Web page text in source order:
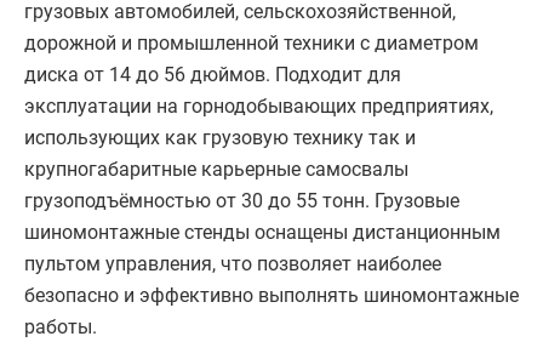
грузовых автомобилей, сельскохозяйственной,
дорожной и промышленной техники с диаметром
диска от 14 до 56 дюймов. Подходит для
эксплуатации на горнодобывающих предприятиях,
использующих как грузовую технику так и
крупногабаритные карьерные самосвалы
грузоподъёмностью от 30 до 55 тонн. Грузовые
шиномонтажные стенды оснащены дистанционным
пультом управления, что позволяет наиболее
безопасно и эффективно выполнять шиномонтажные
работы.